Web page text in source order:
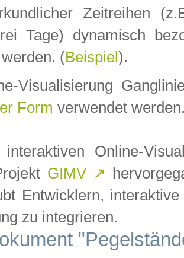
Zeitreihen
Tage) dynamisch
(Beispiel ).
Visualisierung
Form verwendet
Online-
GIMV ↗
Entwicklern,
zu integrieren.